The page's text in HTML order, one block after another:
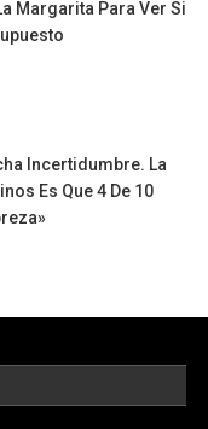
Margarita Para Ver Si
Incertidumbre. La
Es Que 4 De 10